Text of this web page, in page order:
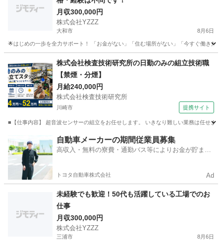
月収300,000円
株式会社YZZZ
大和市 8月6日
🌟はじめの一歩を全力サポート！ 「お金がない」「住む場所がない」「今すぐ働き
工場 社会保険
株式会社検査技術研究所の日勤のみの組立技術職
【禁煙・分煙】
月給240,000円
株式会社検査技術研究所
川崎市 提携サイト
■【仕事内容】 超音波センサーの組立をお任せします。 いきなり難しい業務は任せま
工場
自動車メーカーの期間従業員募集
高収入・無料の寮費・通勤バス等によりお金が貯まり
トヨタ自動車株式会社 Ad
未経験でも歓迎！50代も活躍している工場でのお
仕事
月収300,000円
株式会社YZZZ
三浦市 8月6日